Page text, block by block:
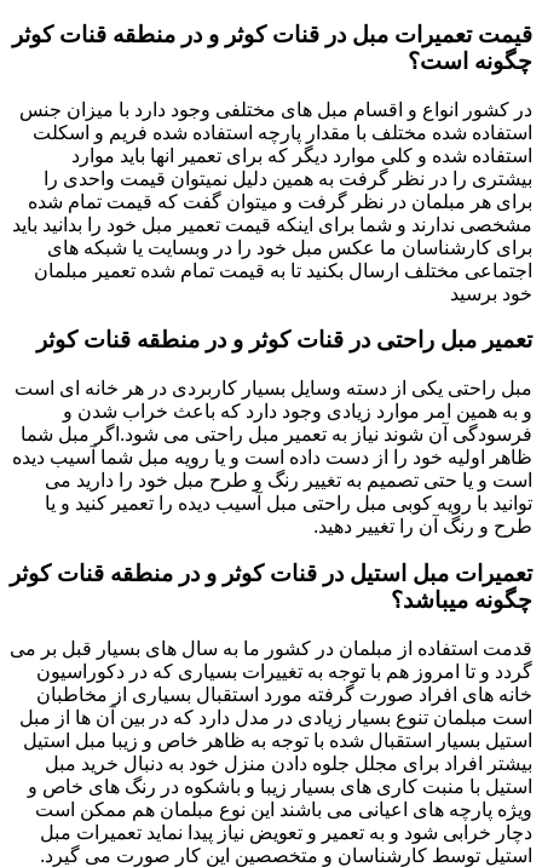
قیمت تعمیرات مبل در قنات کوثر و در منطقه قنات کوثر
چگونه است؟
در کشور انواع و اقسام مبل های مختلفی وجود دارد با میزان جنس
استفاده شده مختلف با مقدار پارچه استفاده شده فریم و اسکلت
استفاده شده و کلی موارد دیگر که برای تعمیر انها باید موارد
بیشتری را در نظر گرفت به همین دلیل نمیتوان قیمت واحدی را
برای هر مبلمان در نظر گرفت و میتوان گفت که قیمت تمام شده
مشخصی ندارند و شما برای اینکه قیمت تعمیر مبل خود را بدانید باید
برای کارشناسان ما عکس مبل خود را در وبسایت یا شبکه های
اجتماعی مختلف ارسال بکنید تا به قیمت تمام شده تعمیر مبلمان
خود برسید
تعمیر مبل راحتی در قنات کوثر و در منطقه قنات کوثر
مبل راحتی یکی از دسته وسایل بسیار کاربردی در هر خانه ای است
و به همین امر موارد زیادی وجود دارد که باعث خراب شدن و
فرسودگی آن شوند نیاز به تعمیر مبل راحتی می شود.اگر مبل شما
ظاهر اولیه خود را از دست داده است و یا رویه مبل شما آسیب دیده
است و یا حتی تصمیم به تغییر رنگ و طرح مبل خود را دارید می
توانید با رویه کوبی مبل راحتی مبل آسیب دیده را تعمیر کنید و یا
طرح و رنگ آن را تغییر دهید.
تعمیرات مبل استیل در قنات کوثر و در منطقه قنات کوثر
چگونه میباشد؟
قدمت استفاده از مبلمان در کشور ما به سال های بسیار قبل بر می
گردد و تا امروز هم با توجه به تغییرات بسیاری که در دکوراسیون
خانه های افراد صورت گرفته مورد استقبال بسیاری از مخاطبان
است مبلمان تنوع بسیار زیادی در مدل دارد که در بین آن ها از مبل
استیل بسیار استقبال شده با توجه به ظاهر خاص و زیبا مبل استیل
بیشتر افراد برای مجلل جلوه دادن منزل خود به دنبال خرید مبل
استیل با منبت کاری های بسیار زیبا و باشکوه در رنگ های خاص و
ویژه پارچه های اعیانی می باشند این نوع مبلمان هم ممکن است
دچار خرابی شود و به تعمیر و تعویض نیاز پیدا نماید تعمیرات مبل
استیل توسط کارشناسان و متخصصین این کار صورت می گیرد.